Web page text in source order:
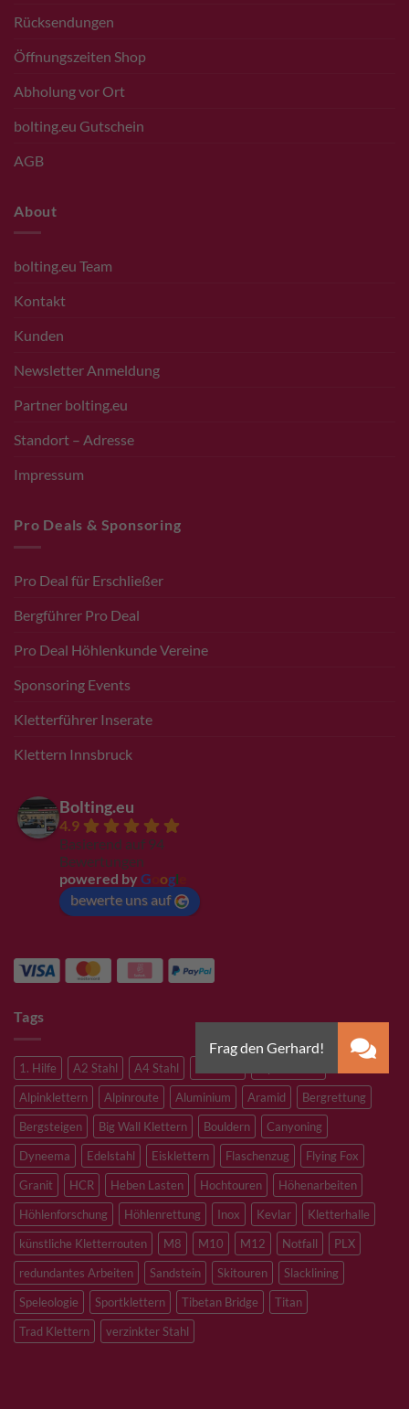
Rücksendungen
Öffnungszeiten Shop
Abholung vor Ort
bolting.eu Gutschein
AGB
About
bolting.eu Team
Kontakt
Kunden
Newsletter Anmeldung
Partner bolting.eu
Standort – Adresse
Impressum
Pro Deals & Sponsoring
Pro Deal für Erschließer
Bergführer Pro Deal
Pro Deal Höhlenkunde Vereine
Sponsoring Events
Kletterführer Inserate
Klettern Innsbruck
Bolting.eu
4.9
Basierend auf 94
Bewertungen
powered by G ogl
bewerte uns auf
Tags
1. Hilfe A2 Stahl A4 Stahl
Alpinklettern
Alpinroute Aluminium Aramid
Bergrettung
Bergsteigen
Big Wall Klettern Bouldern
Canyoning
Dyneema
Edelstahl Eisklettern Flaschenzug
Flying Fox
Granit
HCR Heben Lasten Hochtouren
Höhenarbeiten
Höhlenforschung
Höhlenrettung Inox Kevlar
Kletterhalle
künstliche Kletterrouten
M8 M10 M12 Notfall
PLX
redundantes Arbeiten
Sandstein Skitouren
Slacklining
Speleologie
Sportklettern Tibetan Bridge
Titan
Trad Klettern
verzinkter Stahl